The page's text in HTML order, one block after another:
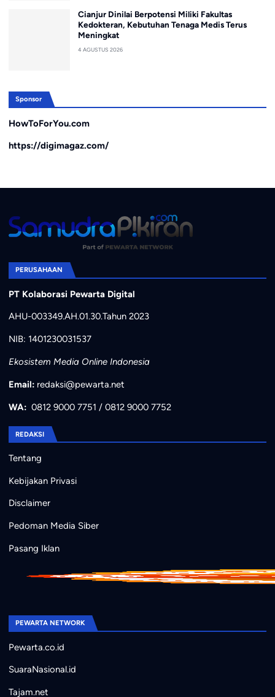
Cianjur Dinilai Berpotensi Miliki Fakultas
Kedokteran, Kebutuhan Tenaga Medis Terus
Meningkat
4 AGUSTUS 2026
Sponsor
HowToForYou.com
https://digimagaz.com/
PERUSAHAAN
PT Kolaborasi Pewarta Digital
AHU-003349.AH.01.30.Tahun 2023
NIB: 1401230031537
Ekosistem Media Online Indonesia
Email: redaksi@pewarta.net
WA: 0812 9000 7751 / 0812 9000 7752
REDAKSI
Tentang
Kebijakan Privasi
Disclaimer
Pedoman Media Siber
Pasang Iklan
PEWARTA NETWORK
Pewarta.co.id
SuaraNasional.id
Tajam.net